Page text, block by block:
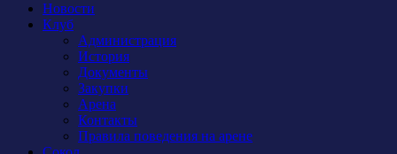
Новости
Клуб
Администрация
История
Документы
Закупки
Арена
Контакты
Правила поведения на арене